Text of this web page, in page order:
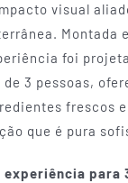
visual
Montada
foi
de 3 pessoas,
frescos
que é pura
experiência para